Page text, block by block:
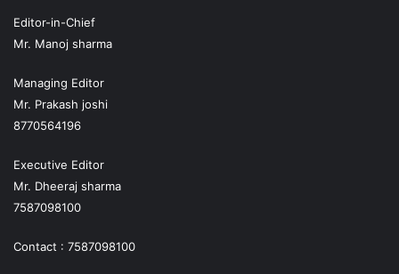
Editor-in-Chief
Mr. Manoj sharma
Managing Editor
Mr. Prakash joshi
8770564196
Executive Editor
Mr. Dheeraj sharma
7587098100
Contact : 7587098100